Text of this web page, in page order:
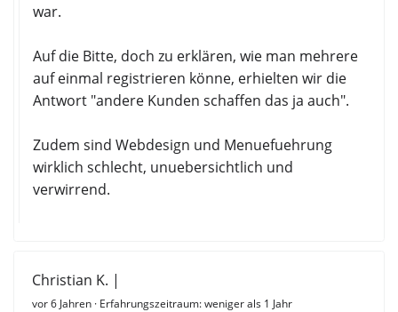
war.
Auf die Bitte, doch zu erklären, wie man mehrere
auf einmal registrieren könne, erhielten wir die
Antwort "andere Kunden schaffen das ja auch".
Zudem sind Webdesign und Menuefuehrung
wirklich schlecht, unuebersichtlich und
verwirrend.
Christian K. |
vor 6 Jahren · Erfahrungszeitraum: weniger als 1 Jahr